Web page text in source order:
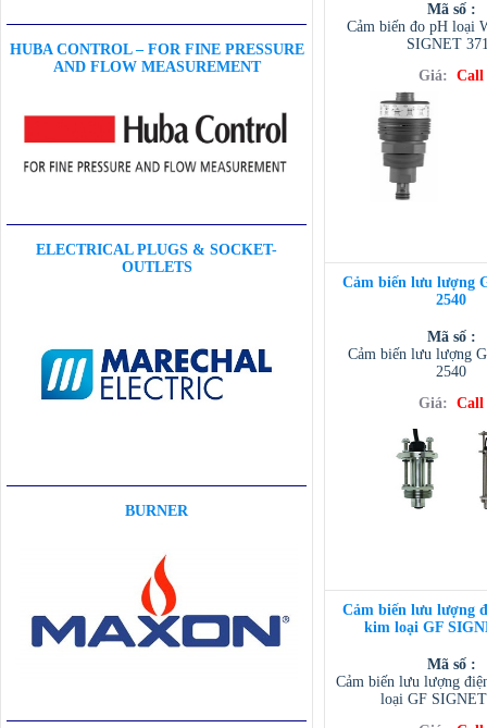
HUBA CONTROL – FOR FINE PRESSURE
AND FLOW MEASUREMENT
ELECTRICAL PLUGS & SOCKET-
OUTLETS
BURNER
Mã số :
Cảm biến đo pH loại
SIGNET
Giá: Call
Cảm biến lưu lượng
2540
Mã số :
Cảm biến lưu lượng
2540
Giá: Call
Cảm biến lưu lượng
kim loại GF
Mã số :
Cảm biến lưu lượng
loại GF